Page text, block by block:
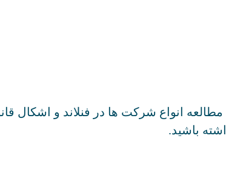
انواع شرکت ها در فنلاند و اشکال
باشید.